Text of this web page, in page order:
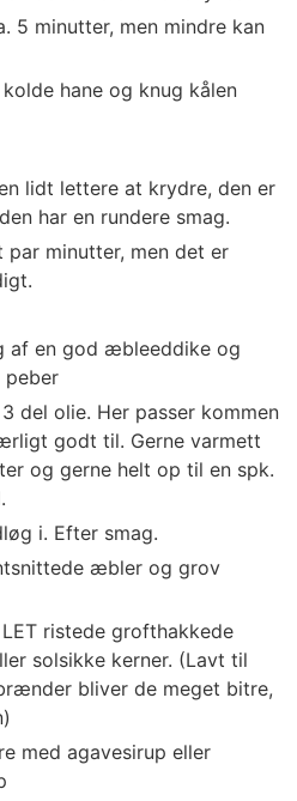
5 minutter, men mindre kan
hane og knug kålen
lidt lettere at krydre, den er
har en rundere smag.
par minutter, men det er
af en god æbleeddike og
peber
del olie. Her passer kommen
godt til. Gerne varmett
og gerne helt op til en spk.
i. Efter smag.
æbler og grov
ristede grofthakkede
solsikke kerner. (Lavt til
bliver de meget bitre,
med agavesirup eller